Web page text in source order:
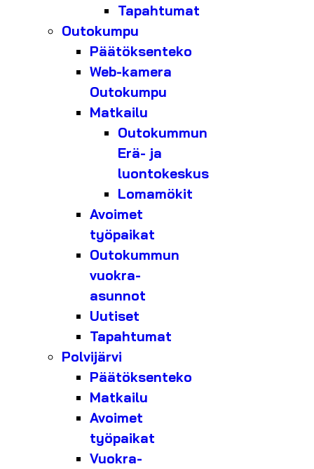
Tapahtumat
Outokumpu
Päätöksenteko
Web-kamera
Outokumpu
Matkailu
Outokummun
Erä- ja
luontokeskus
Lomamökit
Avoimet
työpaikat
Outokummun
vuokra-
asunnot
Uutiset
Tapahtumat
Polvijärvi
Päätöksenteko
Matkailu
Avoimet
työpaikat
Vuokra-